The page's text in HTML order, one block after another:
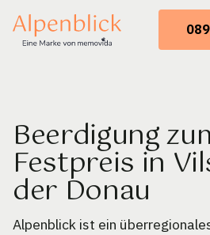
Beerdigung
Festpreis in
der Donau
Alpenblick ist ein